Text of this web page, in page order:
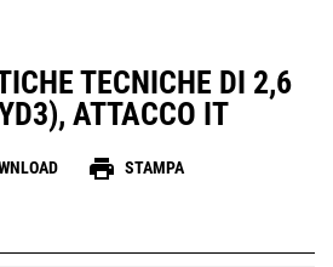
TECNICHE DI 2,6
ATTACCO IT
print STAMPA